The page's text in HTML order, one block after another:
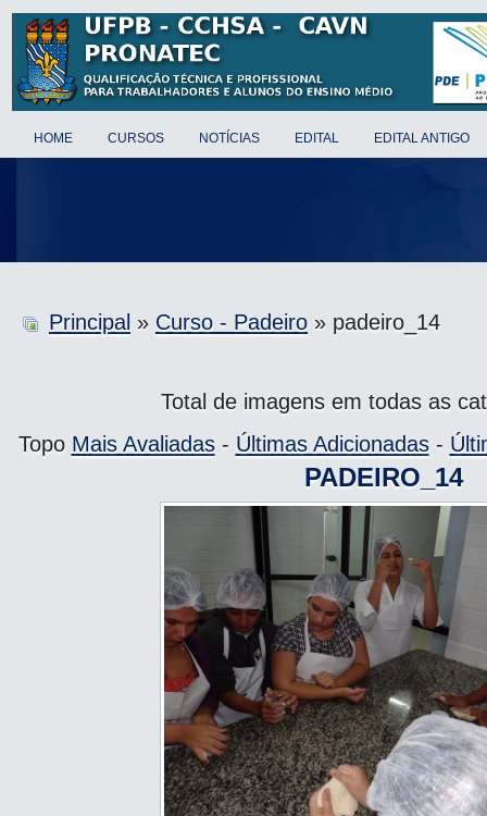
HOME CURSOS NOTÍCIAS EDITAL EDITAL ANTIGO
Principal » Curso - Padeiro » padeiro_14
Total de imagens em todas as
Topo Mais Avaliadas- Últimas Adicionadas-
PADEIRO_14